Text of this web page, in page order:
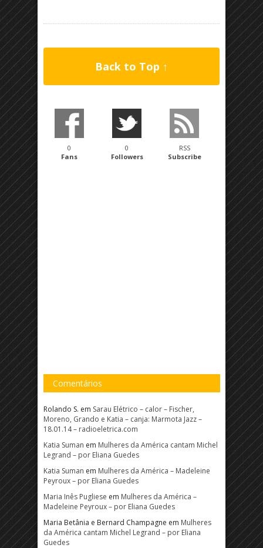
Back to Top ↑
0
Fans
0
Followers
RSS
Subscribe
Comentários
Rolando S. em Sarau Elétrico – calor – Fischer,
Moreno, Grando e Katia – canja: Marmota Jazz –
18.01.14 – radioeletrica.com
Katia Suman em Mulheres da América cantam Michel
Legrand – por Eliana Guedes
Katia Suman em Mulheres da América – Madeleine
Peyroux – por Eliana Guedes
Maria Inês Pugliese em Mulheres da América –
Madeleine Peyroux – por Eliana Guedes
Maria Betânia e Bernard Champagne em Mulheres
da América cantam Michel Legrand – por Eliana
Guedes